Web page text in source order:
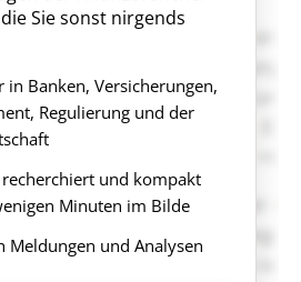
Sie sonst nirgends
in Banken, Versicherungen,
Regulierung und der
recherchiert und kompakt
Minuten im Bilde
Meldungen und Analysen